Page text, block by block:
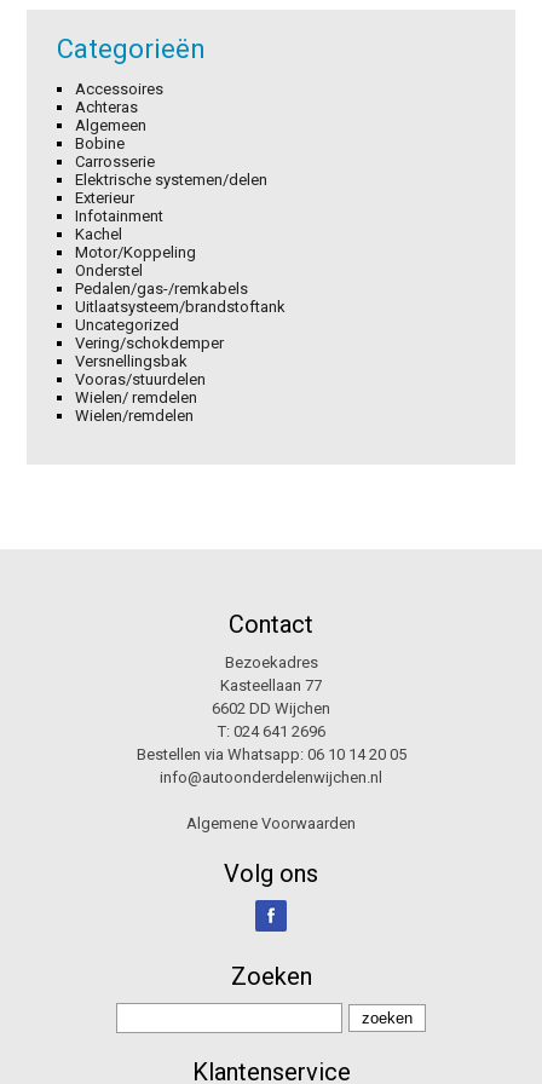
Categorieën
Accessoires
Achteras
Algemeen
Bobine
Carrosserie
Elektrische systemen/delen
Exterieur
Infotainment
Kachel
Motor/Koppeling
Onderstel
Pedalen/gas-/remkabels
Uitlaatsysteem/brandstoftank
Uncategorized
Vering/schokdemper
Versnellingsbak
Vooras/stuurdelen
Wielen/ remdelen
Wielen/remdelen
Contact
Bezoekadres
Kasteellaan 77
6602 DD Wijchen
T: 024 641 2696
Bestellen via Whatsapp: 06 10 14 20 05
info@autoonderdelenwijchen.nl
Algemene Voorwaarden
Volg ons
Zoeken
Klantenservice